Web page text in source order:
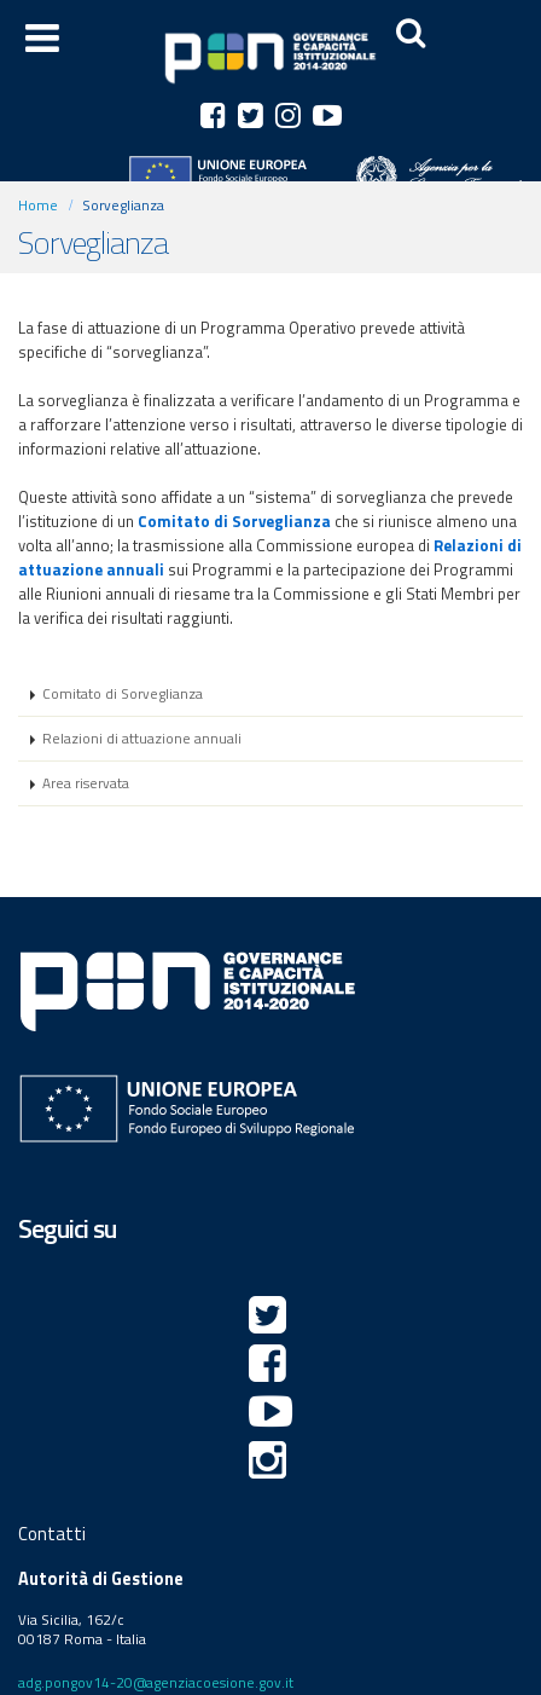
Home Sorveglianza
Sorveglianza
La fase di attuazione di un Programma Operativo prevede attività
specifiche di “sorveglianza”.
La sorveglianza è finalizzata a verificare l’andamento di un Programma e
a rafforzare l’attenzione verso i risultati, attraverso le diverse tipologie di
informazioni relative all’attuazione.
Queste attività sono affidate a un “sistema” di sorveglianza che prevede
l’istituzione di un Comitato di Sorveglianza che si riunisce almeno una
volta all’anno; la trasmissione alla Commissione europea di Relazioni di
attuazione annuali sui Programmi e la partecipazione dei Programmi
alle Riunioni annuali di riesame tra la Commissione e gli Stati Membri per
la verifica dei risultati raggiunti.
Comitato di Sorveglianza
Relazioni di attuazione annuali
Area riservata
Seguici su
Contatti
Autorità di Gestione
Via Sicilia, 162/c
00187 Roma - Italia
adg.pongov14-20@agenziacoesione.gov.it